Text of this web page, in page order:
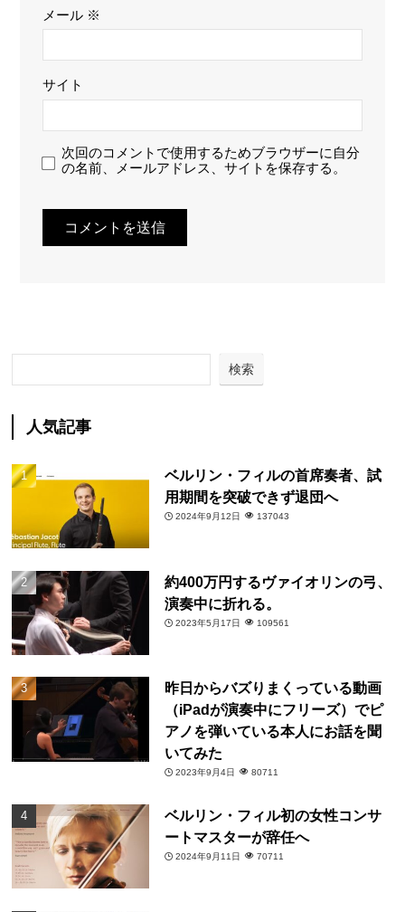
メール ※
サイト
次回のコメントで使用するためブラウザーに自分
の名前、メールアドレス、サイトを保存する。
検索
人気記事
ベルリン・フィルの首席奏者、試
用期間を突破できず退団へ
2024年9月12日 137043
約400万円するヴァイオリンの弓、
演奏中に折れる。
2023年5月17日 109561
昨日からバズりまくっている動画
（iPadが演奏中にフリーズ）でピ
アノを弾いている本人にお話を聞
いてみた
2023年9月4日 80711
ベルリン・フィル初の女性コンサ
ートマスターが辞任へ
2024年9月11日 70711